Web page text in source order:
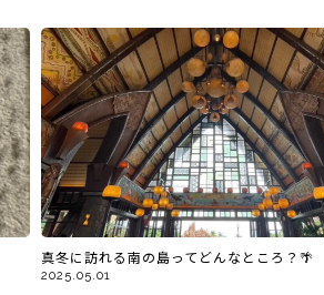
真冬に訪れる南の島ってどんなところ？🌴
2025.05.01